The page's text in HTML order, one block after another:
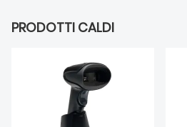
PRODOTTI CALDI